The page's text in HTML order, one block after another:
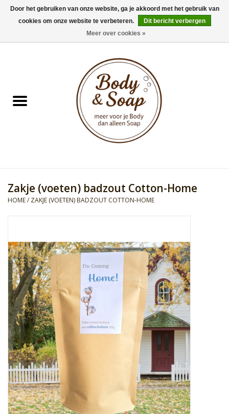
0 Artikelen - €0,00
Doucheproducten
Kids Collection
Sale
Skin Collection
Soap
Verpakking
Reviews
Women's Collection
Zakje (voeten) badzout Cotton-Home
HOME/ ZAKJE (VOETEN) BADZOUT COTTON-HOME
Door het gebruiken van onze website, ga je akkoord met het gebruik van
cookies om onze website te verbeteren.
Dit bericht verbergen
Meer over cookies »